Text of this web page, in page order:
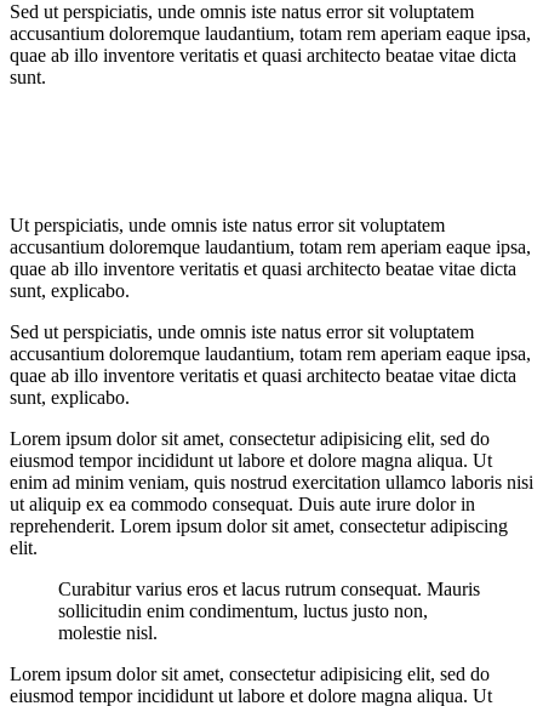
Sed ut perspiciatis, unde omnis iste natus error sit voluptatem
accusantium doloremque laudantium, totam rem aperiam eaque ipsa,
quae ab illo inventore veritatis et quasi architecto beatae vitae dicta
sunt.
Ut perspiciatis, unde omnis iste natus error sit voluptatem
accusantium doloremque laudantium, totam rem aperiam eaque ipsa,
quae ab illo inventore veritatis et quasi architecto beatae vitae dicta
sunt, explicabo.
Sed ut perspiciatis, unde omnis iste natus error sit voluptatem
accusantium doloremque laudantium, totam rem aperiam eaque ipsa,
quae ab illo inventore veritatis et quasi architecto beatae vitae dicta
sunt, explicabo.
Lorem ipsum dolor sit amet, consectetur adipisicing elit, sed do
eiusmod tempor incididunt ut labore et dolore magna aliqua. Ut
enim ad minim veniam, quis nostrud exercitation ullamco laboris nisi
ut aliquip ex ea commodo consequat. Duis aute irure dolor in
reprehenderit. Lorem ipsum dolor sit amet, consectetur adipiscing
elit.
Curabitur varius eros et lacus rutrum consequat. Mauris
sollicitudin enim condimentum, luctus justo non,
molestie nisl.
Lorem ipsum dolor sit amet, consectetur adipisicing elit, sed do
eiusmod tempor incididunt ut labore et dolore magna aliqua. Ut